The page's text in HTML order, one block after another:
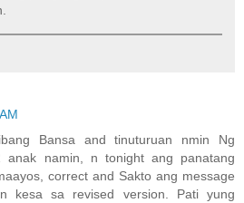
Bansa and tinuturuan nmin Ng
anak namin, n tonight ang panatang
correct and Sakto ang message
kesa sa revised version. Pati yung